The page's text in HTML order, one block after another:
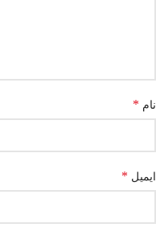
نام *
ایمیل *